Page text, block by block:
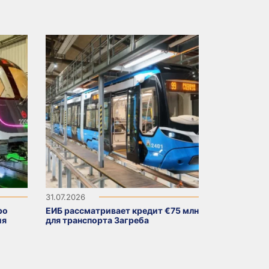
31.07.2026
ЕИБ рассматривает кредит €75 млн
для транспорта Загреба